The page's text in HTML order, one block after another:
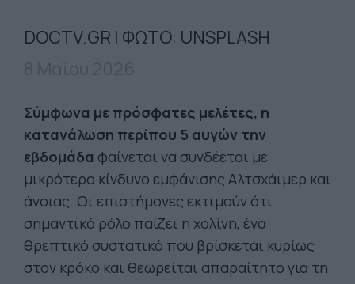
DOCTV.GR | ΦΩΤΟ: UNSPLASH
Σύμφωνα με πρόσφατες μελέτες, η
κατανάλωση περίπου 5 αυγών την
εβδομάδα φαίνεται να συνδέεται με
μικρότερο κίνδυνο εμφάνισης Αλτσχάιμερ και
άνοιας. Οι επιστήμονες εκτιμούν ότι
σημαντικό ρόλο παίζει η χολίνη, ένα
θρεπτικό συστατικό που βρίσκεται κυρίως
στον κρόκο και θεωρείται απαραίτητο για τη